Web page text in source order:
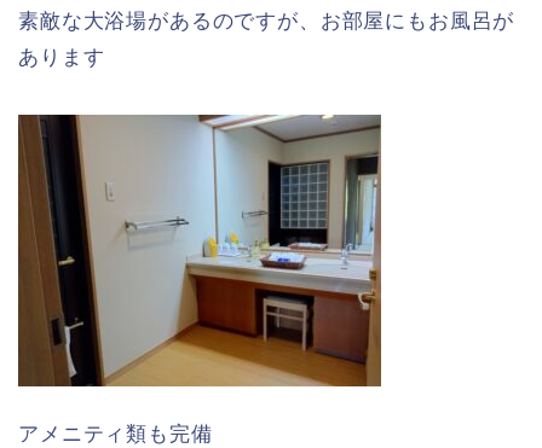
素敵な大浴場があるのですが、お部屋にもお風呂が
あります
アメニティ類も完備